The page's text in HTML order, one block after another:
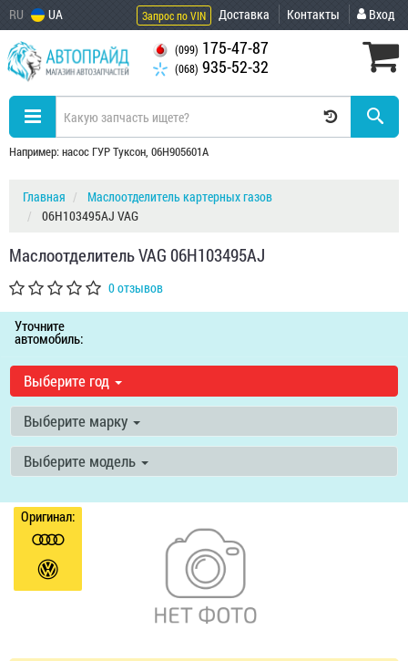
RU UA Запрос по VIN Доставка Контакты Вход
(099) 175-47-87
(068) 935-52-32
Например: насос ГУР Туксон, 06H905601A
Главная
Маслоотделитель картерных газов
06H103495AJ VAG
Маслоотделитель VAG 06H103495AJ
0 отзывов
Уточните
автомобиль:
Выберите год
Выберите марку
Выберите модель
Оригинал: